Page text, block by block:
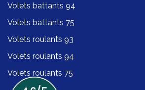
Volets battants 94
Volets battants 75
Volets roulants 93
Volets roulants 94
Volets roulants 75